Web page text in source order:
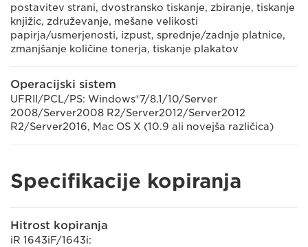
postavitev strani, dvostransko tiskanje, zbiranje, tiskanje
knjižic, združevanje, mešane velikosti
papirja/usmerjenosti, izpust, sprednje/zadnje platnice,
zmanjšanje količine tonerja, tiskanje plakatov
Operacijski sistem
UFRII/PCL/PS: Windows®7/8.1/10/Server
2008/Server2008 R2/Server2012/Server2012
R2/Server2016, Mac OS X (10.9 ali novejša različica)
Specifikacije kopiranja
Hitrost kopiranja
iR 1643iF/1643i: